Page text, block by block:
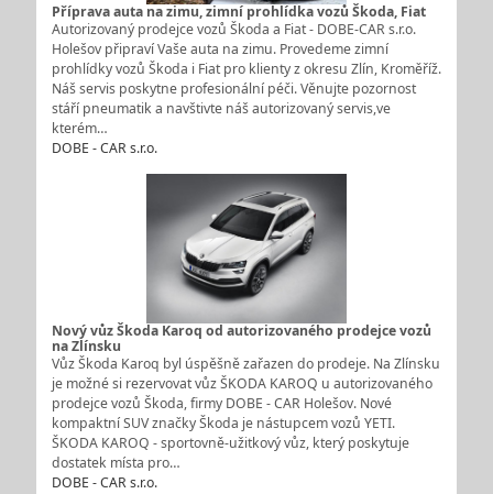
Příprava auta na zimu, zimní prohlídka vozů Škoda, Fiat
Autorizovaný prodejce vozů Škoda a Fiat - DOBE-CAR s.r.o.
Holešov připraví Vaše auta na zimu. Provedeme zimní
prohlídky vozů Škoda i Fiat pro klienty z okresu Zlín, Kroměříž.
Náš servis poskytne profesionální péči. Věnujte pozornost
stáří pneumatik a navštivte náš autorizovaný servis,ve
kterém…
DOBE - CAR s.r.o.
Nový vůz Škoda Karoq od autorizovaného prodejce vozů
na Zlínsku
Vůz Škoda Karoq byl úspěšně zařazen do prodeje. Na Zlínsku
je možné si rezervovat vůz ŠKODA KAROQ u autorizovaného
prodejce vozů Škoda, firmy DOBE - CAR Holešov. Nové
kompaktní SUV značky Škoda je nástupcem vozů YETI.
ŠKODA KAROQ - sportovně-užitkový vůz, který poskytuje
dostatek místa pro…
DOBE - CAR s.r.o.